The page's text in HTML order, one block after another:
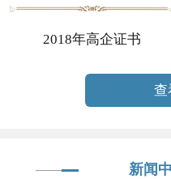
2018年高企证书
查
新闻